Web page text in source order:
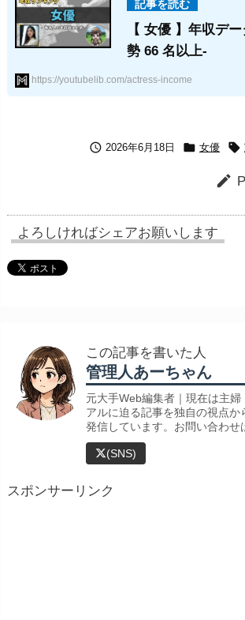
【 女優 】年収デ
勢 66 名以上-
https://youtubelib.com/actress-income
 2026年6月18日  女優 

よろしければシェアお願いします
この記事を書いた人
管理人あーちゃん
元大手Web編集者｜現在は主婦
アルに迫る記事を独自の視点か
発信しています。お問い合わせ
(SNS)
スポンサーリンク